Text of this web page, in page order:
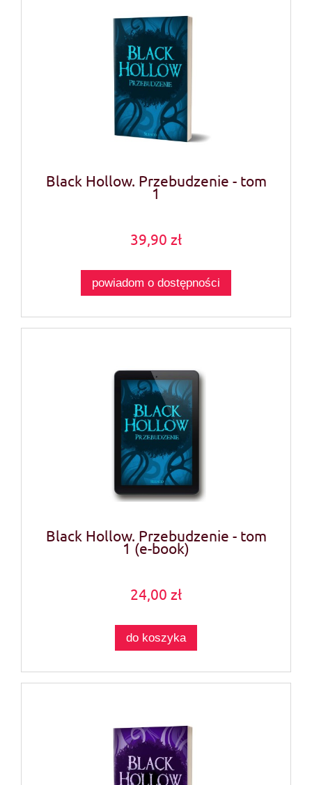
Black Hollow. Przebudzenie - tom
1
39,90 zł
powiadom o dostępności
Black Hollow. Przebudzenie - tom
1 (e-book)
24,00 zł
do koszyka